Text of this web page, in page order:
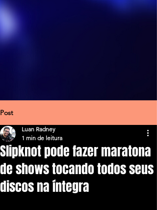
Post
Slipknot pode fazer maratona
de shows tocando todos seus
discos na íntegra
Luan Radney
1 min de leitura